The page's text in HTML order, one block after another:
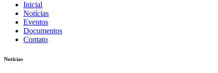
Inicial
Notícias
Eventos
Documentos
Contato
Notícias